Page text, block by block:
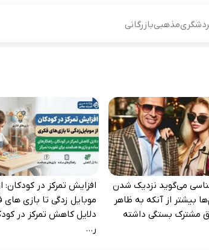
مذهبیبازرگانی
می‌گوید نزدیک شدن
بیشتر از آنکه به ظاهر
مشترک بستگی داشته
افزایش تمرکز در کودکان:
موبایل‌ زدگی تا بازی‌
دلایل کاهش تمرکز در
ر...